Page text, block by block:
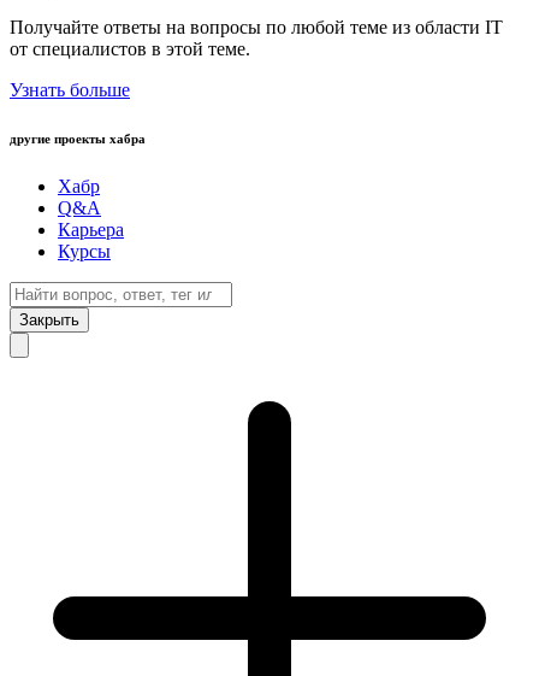
Получайте ответы на вопросы по любой теме из области IT
от специалистов в этой теме.
Узнать больше
другие проекты хабра
Хабр
Q&A
Карьера
Курсы
Закрыть